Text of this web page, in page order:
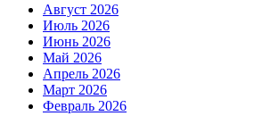
Август 2026
Июль 2026
Июнь 2026
Май 2026
Апрель 2026
Март 2026
Февраль 2026